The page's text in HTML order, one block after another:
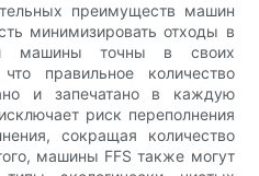
преимуществ машин
минимизировать отходы в
машины точны в своих
правильное количество
и запечатано в каждую
риск переполнения
сокращая количество
машины FFS также могут